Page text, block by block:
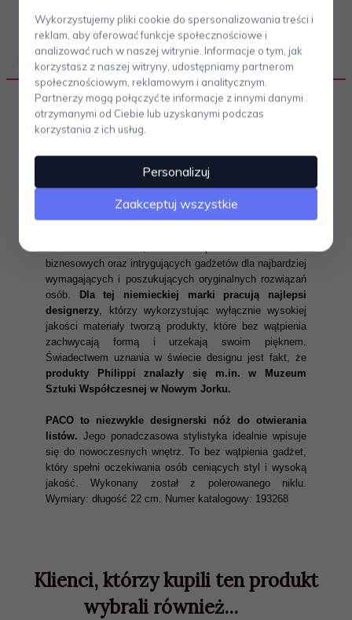
OPIS PRODUKTU
Philippi to marka której synoninem są bez wątpienia
były liczne podróże po różnych zakątpach świata.
biznesowych oraz intrygujących gadżetów dla najbardziej
wymagających i poszukujących oryginalnych rozwiązań
osób.
Dla tej niemieckiej marki pracują najlepsi
designerzy , którzy wykorzystując wyłącznie wysokiej
jakości materiały tworzą produkty, które bez wątpienia
zachwycają formą i urzekają swoim pięknem.
Świadectwem uznania w świecie designu jest fakt, że
produkty Philippi znalazły się m.in. w Muzeum
Sztuki Współczesnej w Nowym Jorku.
PACO to niezwykle designerski nóż do otwierania
listów. Jego ponadczasowa stylistyka idealnie wpisuje
się do nowoczesnych wnętrz. To bez wątpienia gadżet,
który spełni oczekiwania osób ceniących styl i wysoką
jakość. Wykonany został z polerowanego niklu.
Wymiary: długość 22 cm. Numer katalogowy: 193268
Klienci, którzy kupili ten produkt
wybrali również...
Wykorzystujemy pliki cookie do spersonalizowania treści i
reklam, aby oferować funkcje społecznościowe i
analizować ruch w naszej witrynie. Informacje o tym, jak
korzystasz z naszej witryny, udostępniamy partnerom
społecznościowym, reklamowym i analitycznym.
Partnerzy mogą połączyć te informacje z innymi danymi
otrzymanymi od Ciebie lub uzyskanymi podczas
korzystania z ich usług.
Personalizuj
Zaakceptuj wszystkie